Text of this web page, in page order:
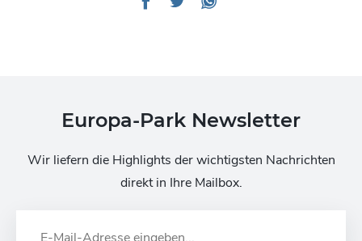
Europa-Park Newsletter
Wir liefern die Highlights der wichtigsten Nachrichten
direkt in Ihre Mailbox.